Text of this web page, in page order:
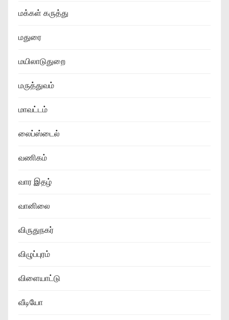
மக்கள் கருத்து
மதுரை
மயிலாடுதுறை
மருத்துவம்
மாவட்டம்
லைப்ஸ்டைல்
வணிகம்
வார இதழ்
வானிலை
விருதுநகர்
விழுப்புரம்
விளையாட்டு
வீடியோ